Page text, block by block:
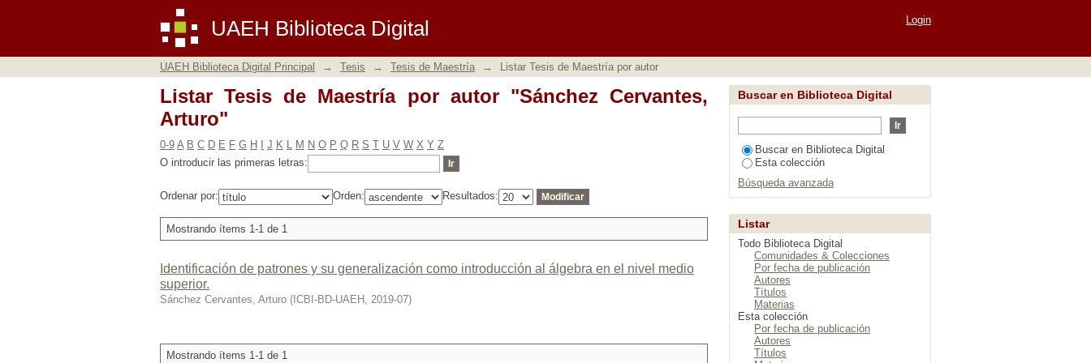
UAEH Biblioteca Digital
Listar Tesis de Maestría por autor "Sánchez Cervantes, Arturo" Login
UAEH Biblioteca Digital Principal → Tesis → Tesis de Maestría → Listar Tesis de Maestría por autor
Listar Tesis de Maestría por autor "Sánchez Cervantes,
Arturo"
0-9 A B C D E F G H J K L M N O P Q R S T U V W X Y Z
O introducir las primeras letras:
Ordenar por: Orden: Resultados:
Mostrando ítems 1-1 de 1
Identificación de patrones y su generalización como introducción al álgebra en el nivel medio
superior.
Sánchez Cervantes, Arturo ( ICBI-BD-UAEH , 2019-07)
Mostrando ítems 1-1 de 1
Buscar en Biblioteca Digital
Buscar en Biblioteca Digital
Esta colección
Búsqueda avanzada
Listar
Todo Biblioteca Digital
Comunidades & Colecciones
Por fecha de publicación
Autores
Títulos
Materias
Esta colección
Por fecha de publicación
Autores
Títulos